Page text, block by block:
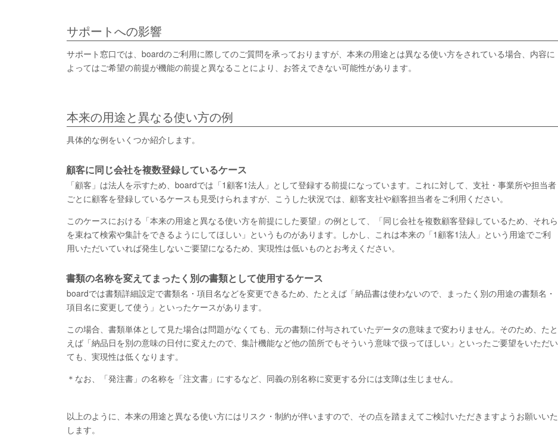
サポートへの影響
サポート窓口では、boardのご利用に際してのご質問を承っておりますが、本来の用途とは異なる使い方をされている場合、内容に
よってはご希望の前提が機能の前提と異なることにより、お答えできない可能性があります。
本来の用途と異なる使い方の例
具体的な例をいくつか紹介します。
顧客に同じ会社を複数登録しているケース
「顧客」は法人を示すため、boardでは「1顧客1法人」として登録する前提になっています。これに対して、支社・事業所や担当者
ごとに顧客を登録しているケースも見受けられますが、こうした状況では、顧客支社や顧客担当者をご利用ください。
このケースにおける「本来の用途と異なる使い方を前提にした要望」の例として、「同じ会社を複数顧客登録しているため、それら
を束ねて検索や集計をできるようにしてほしい」というものがあります。しかし、これは本来の「1顧客1法人」という用途でご利
用いただいていれば発生しないご要望になるため、実現性は低いものとお考えください。
書類の名称を変えてまったく別の書類として使用するケース
boardでは書類詳細設定で書類名・項目名などを変更できるため、たとえば「納品書は使わないので、まったく別の用途の書類名・
項目名に変更して使う」といったケースがあります。
この場合、書類単体として見た場合は問題がなくても、元の書類に付与されていたデータの意味まで変わりません。そのため、たと
えば「納品日を別の意味の日付に変えたので、集計機能など他の箇所でもそういう意味で扱ってほしい」といったご要望をいただい
ても、実現性は低くなります。
＊なお、「発注書」の名称を「注文書」にするなど、同義の別名称に変更する分には支障は生じません。
以上のように、本来の用途と異なる使い方にはリスク・制約が伴いますので、その点を踏まえてご検討いただきますようお願いいた
します。